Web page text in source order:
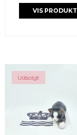
VIS PRODUKT
Udsolgt